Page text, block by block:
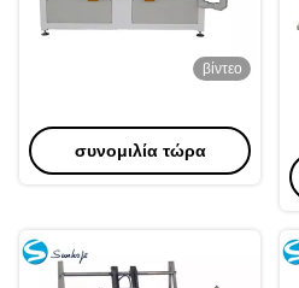
βίντεο
συνομιλία τώρα